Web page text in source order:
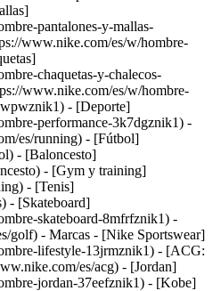
pantalones-y-mallas-
www.nike.com/es/w/hombre-
chaquetas-y-chalecos-
www.nike.com/es/w/hombre-
- [Deporte]
performance-3k7dgznik1) -
es/running) - [Fútbol]
- [Baloncesto]
- [Gym y training]
- [Tenis]
- [Skateboard]
skateboard-8mfrfznik1) -
golf) - Marcas - [Nike Sportswear]
lifestyle-13jrmznik1) - [ACG:
es/acg) - [Jordan]
jordan-37eefznik1) - [Kobe]